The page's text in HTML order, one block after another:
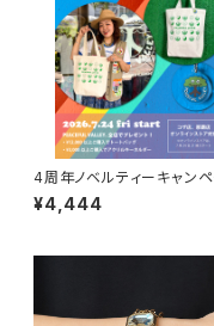
4周年ノベルティーキャン
開催中！
¥4,444